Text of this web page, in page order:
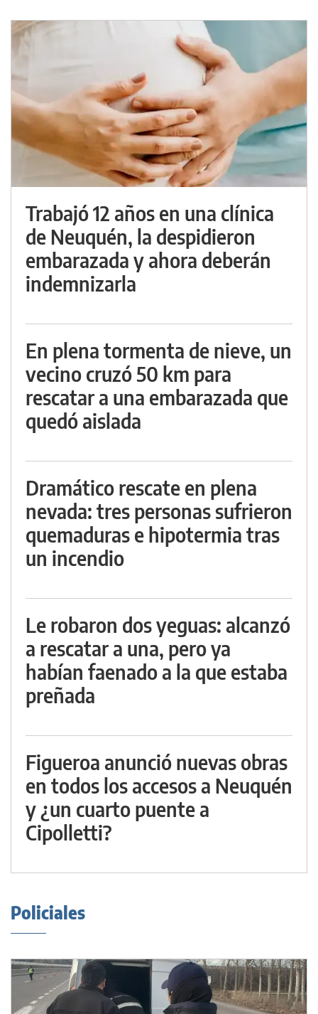
Trabajó 12 años en una clínica
de Neuquén, la despidieron
embarazada y ahora deberán
indemnizarla
En plena tormenta de nieve, un
vecino cruzó 50 km para
rescatar a una embarazada que
quedó aislada
Dramático rescate en plena
nevada: tres personas sufrieron
quemaduras e hipotermia tras
un incendio
Le robaron dos yeguas: alcanzó
a rescatar a una, pero ya
habían faenado a la que estaba
preñada
Figueroa anunció nuevas obras
en todos los accesos a Neuquén
y ¿un cuarto puente a
Cipolletti?
Policiales